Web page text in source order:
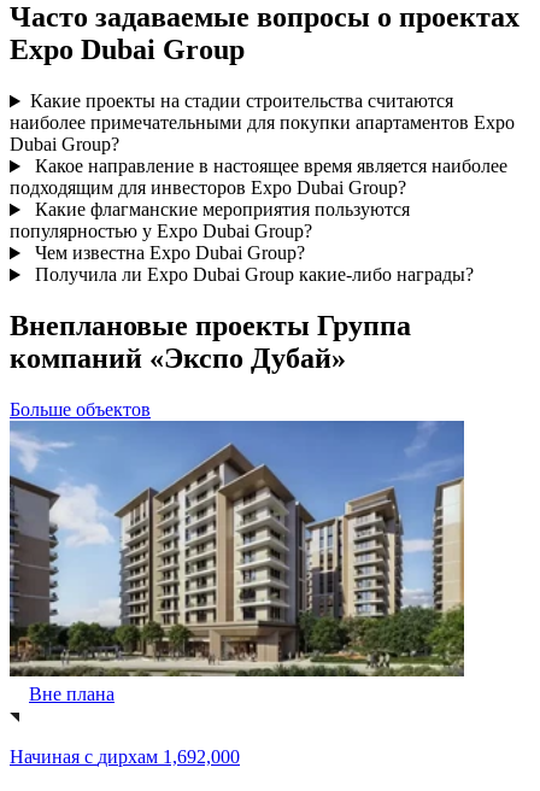
Часто задаваемые вопросы о проектах
Expo Dubai Group
Какие проекты на стадии строительства считаются
наиболее примечательными для покупки апартаментов Expo
Dubai Group?
Какое направление в настоящее время является наиболее
подходящим для инвесторов Expo Dubai Group?
Какие флагманские мероприятия пользуются
популярностью у Expo Dubai Group?
Чем известна Expo Dubai Group?
Получила ли Expo Dubai Group какие-либо награды?
Внеплановые проекты Группа
компаний «Экспо Дубай»
Больше объектов
Вне плана
Начиная с дирхам 1,692,000